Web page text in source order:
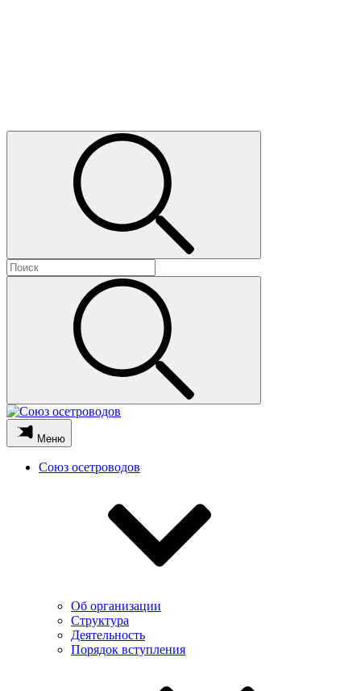
Меню
Союз осетроводов
Об организации
Структура
Деятельность
Порядок вступления